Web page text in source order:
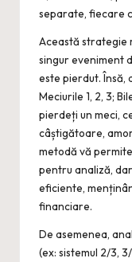
separate, fiecare
Această strategie
singur eveniment
este pierdut. Însă,
Meciurile 1, 2, 3;
pierdeți un meci,
câștigătoare,
metodă vă
pentru analiză,
eficiente,
financiare.
De asemenea,
(ex: sistemul 2/3,